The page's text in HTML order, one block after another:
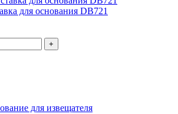
для основания DB721
+